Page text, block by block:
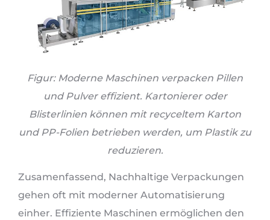
Figur: Moderne Maschinen verpacken Pillen
und Pulver effizient. Kartonierer oder
Blisterlinien können mit recyceltem Karton
und PP-Folien betrieben werden, um Plastik zu
reduzieren.
Zusamenfassend, Nachhaltige Verpackungen
gehen oft mit moderner Automatisierung
einher. Effiziente Maschinen ermöglichen den